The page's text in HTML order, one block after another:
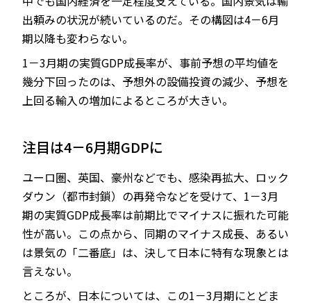
出頼みの状況が続いているのだ。その構図は4－6月
期以降も変わらない。
1－3月期の実質GDP成長率が、事前予想の平均値を
幾分下回ったのは、予想外の設備投資の減少、予想を
上回る輸入の増加によるところが大きい。
注目は4－6月期GDPに
ユーロ圏、英国、豪州などでも、感染再拡大、ロック
ダウン（都市封鎖）の再発令などを受けて、1－3月
期の実質GDP成長率は前期比でマイナスに振れた可能
性が高い。この点から、同期のマイナス成長、あるい
は景気の「二番底」は、決して日本に特有な現象とは
言えない。
ところが、日本については、この1－3月期にとどま